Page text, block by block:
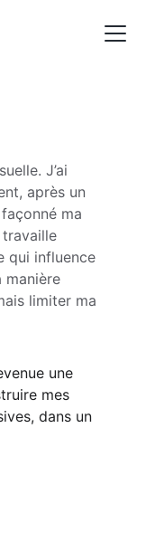
J’ai
après un
ma
travaille
qui influence
manière
limiter ma
une
mes
dans un